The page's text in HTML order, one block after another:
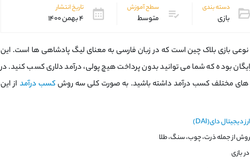
دسته بندی
بازی
سطح آموزش
متوسط
تاریخ انتشار
۴ بهمن ۱۴۰۰
نوعی بازی بلاک چین است که در زبان فارسی به معنای لیگ پادشاهی ها است. این
بوده که شما می توانید بدون پرداخت هیچ پولی، درآمد دلاری کسب کنید. در
های مختلف کسب درآمد داشته باشید. به صورت کلی سه روشکسب درآمد از این
ارز دیجیتال دای(DAI)
از جمله ذرت، چوب، سنگ، طلا
در بازی